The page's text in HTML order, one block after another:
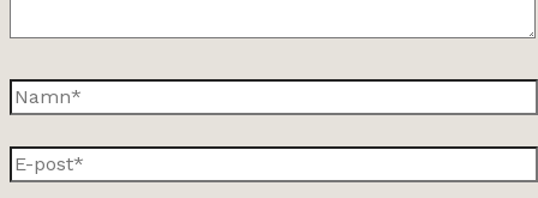
Namn*
E-
post*